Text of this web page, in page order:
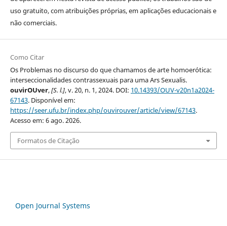
uso gratuito, com atribuições próprias, em aplicações educacionais e
não comerciais.
Como Citar
Os Problemas no discurso do que chamamos de arte homoerótica:
interseccionalidades contrassexuais para uma Ars Sexualis.
ouvirOUver,[S. l.], v. 20, n. 1, 2024. DOI: 10.14393/OUV-v20n1a2024-
67143. Disponível em:
https://seer.ufu.br/index.php/ouvirouver/article/view/67143.
Acesso em: 6 ago. 2026.
Formatos de Citação
Open Journal Systems